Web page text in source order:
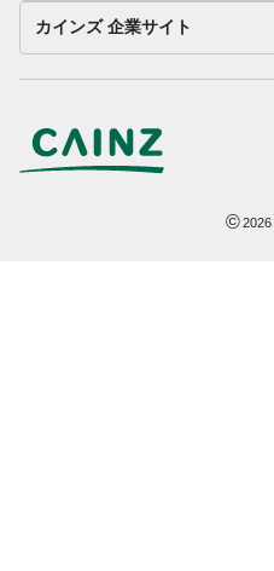
カインズ 企業サイト
©2026